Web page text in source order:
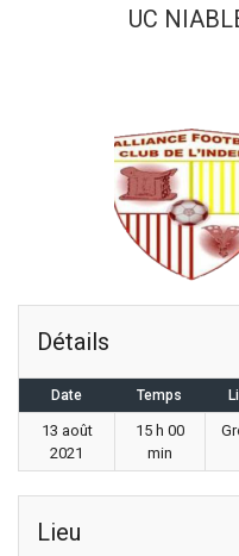
UC
Détails
Date Temps
13 août
2021
15 h 00
min
Lieu